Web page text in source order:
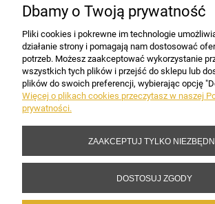
INFORMACJE
Copyright 2017-2026
Dbamy o Twoją prywatność
Pliki cookies i pokrewne im technologie
działanie strony i pomagają nam dostosować
potrzeb. Możesz zaakceptować wykorzystanie
wszystkich tych plików i przejść do sklepu lub
plików do swoich preferencji, wybierając opcję
Więcej o plikach cookies przeczytasz w naszej
prywatności.
ZAAKCEPTUJ TYLKO
DOSTOSUJ ZGODY